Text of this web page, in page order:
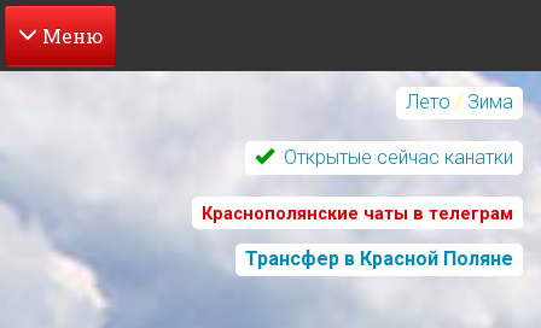
Перейти
содержанию
Лето / Зима
Открытые сейчас канатки
Краснополянские чаты в телеграм
Трансфер в Красной Поляне